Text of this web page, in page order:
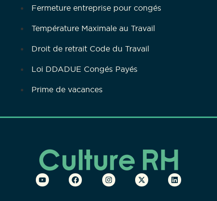
Fermeture entreprise pour congés
Température Maximale au Travail
Droit de retrait Code du Travail
Loi DDADUE Congés Payés
Prime de vacances